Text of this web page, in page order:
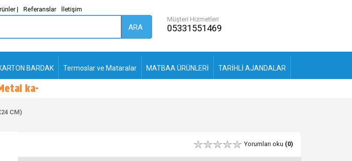
| Referanslar İletişim
ARA
Müşteri Hizmetleri
05331551469
BARDAK Termoslar ve Mataralar MATBAA ÜRÜNLERİ TARİHLİ AJANDALAR
TÜKENMEZ
kalemlerde-
CM)
Yorumları oku (0)